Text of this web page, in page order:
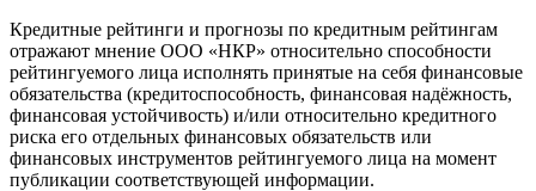
Кредитные рейтинги и прогнозы по кредитным рейтингам
отражают мнение ООО «НКР» относительно способности
рейтингуемого лица исполнять принятые на себя финансовые
обязательства (кредитоспособность, финансовая надёжность,
финансовая устойчивость) и/или относительно кредитного
риска его отдельных финансовых обязательств или
финансовых инструментов рейтингуемого лица на момент
публикации соответствующей информации.